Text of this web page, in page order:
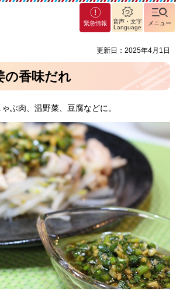
緊急情報
音声・文字
Language
メニュー
更新日：2025年4月1日
の香味だれ
ぶ肉、温野菜、豆腐などに。